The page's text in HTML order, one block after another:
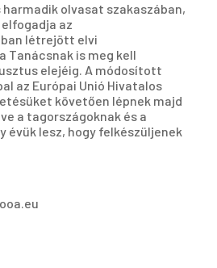
olvasat szakaszában,
az
létrejött elvi
Tanácsnak is meg kell
elejéig. A módosított
az Európai Unió Hivatalos
követően lépnek majd
a tagországoknak és a
évük lesz, hogy felkészüljenek